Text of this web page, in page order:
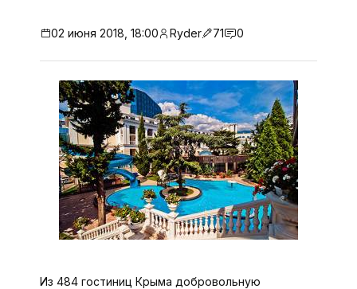
02 июня 2018, 18:00 Ryder 71 0
Из 484 гостиниц Крыма добровольную